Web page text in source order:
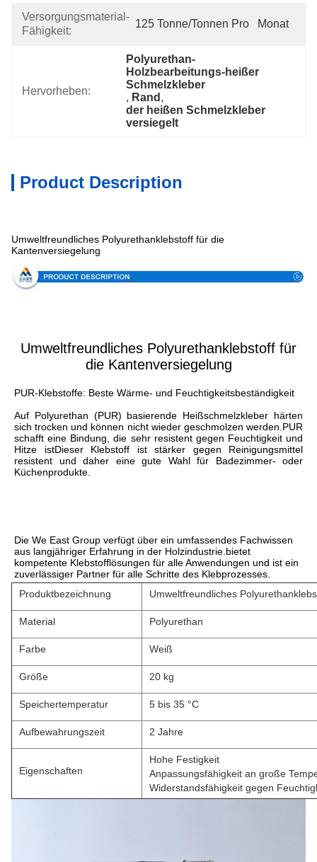
Versorgungsmaterial-
Fähigkeit:
125 Tonne/Tonnen Pro   Monat
Hervorheben:
Polyurethan-
Holzbearbeitungs-heißer
Schmelzkleber
, Rand ,
der heißen Schmelzkleber
versiegelt
Product Description
Umweltfreundliches Polyurethanklebstoff für die
Kantenversiegelung
Umweltfreundliches Polyurethanklebstoff für
die Kantenversiegelung
PUR-Klebstoffe: Beste Wärme- und Feuchtigkeitsbeständigkeit
Auf Polyurethan (PUR) basierende Heißschmelzkleber härten
sich trocken und können nicht wieder geschmolzen werden.PUR
schafft eine Bindung, die sehr resistent gegen Feuchtigkeit und
Hitze istDieser Klebstoff ist stärker gegen Reinigungsmittel
resistent und daher eine gute Wahl für Badezimmer- oder
Küchenprodukte.
Die We East Group verfügt über ein umfassendes Fachwissen
aus langjähriger Erfahrung in der Holzindustrie.bietet
kompetente Klebstofflösungen für alle Anwendungen und ist ein
zuverlässiger Partner für alle Schritte des Klebprozesses.
Produktbezeichnung
Umweltfreundliches
Material Polyurethan
Farbe Weiß
Größe 20 kg
Speichertemperatur 5 bis 35 °C
Aufbewahrungszeit 2 Jahre
Eigenschaften
Hohe Festigkeit
Anpassungsfähigkeit an große
Widerstandsfähigkeit gegen